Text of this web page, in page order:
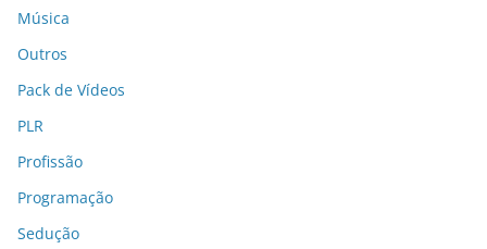
Música
Outros
Pack de Vídeos
PLR
Profissão
Programação
Sedução